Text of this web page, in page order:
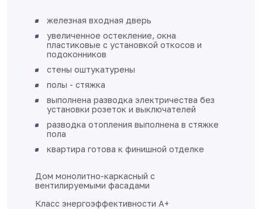
железная входная дверь
увеличенное остекление, окна
пластиковые с установкой откосов и
подоконников
стены оштукатурены
полы - стяжка
выполнена разводка электричества без
установки розеток и выключателей
разводка отопления выполнена в стяжке
пола
квартира готова к финишной отделке
Дом монолитно-каркасный с
вентилируемыми фасадами
Класс энергоэффективности А+